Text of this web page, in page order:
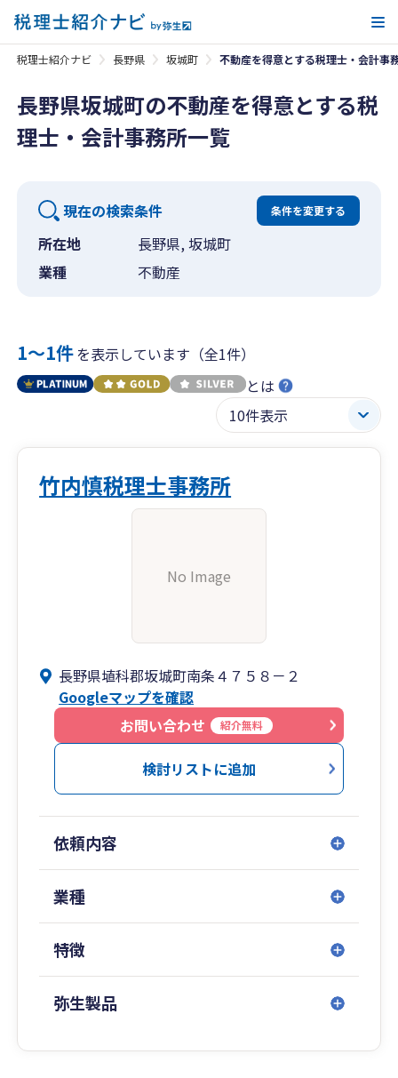
税理士紹介ナビ 長野県 坂城町 不動産を得意とする税理士・会計事
長野県坂城町の不動産を得意とする税
理士・会計事務所一覧
現在の検索条件 条件を変更する
所在地
長野県, 坂城町
業種
不動産
1〜1件を表示しています（全1件）
とは
竹内慎税理士事務所
No Image
長野県埴科郡坂城町南条４７５８－２
Googleマップを確認
お問い合わせ
紹介無料
検討リストに追加
依頼内容
業種
特徴
弥生製品